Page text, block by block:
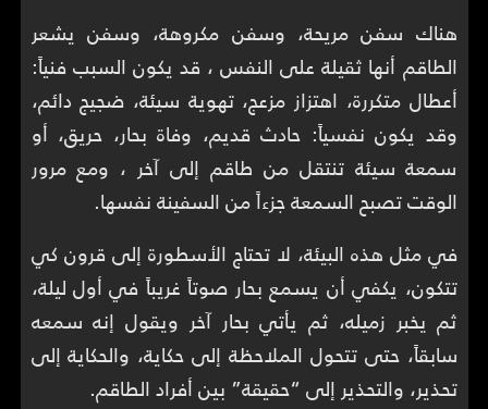
هناك سفن مريحة، وسفن مكروهة، وسفن يشعر
الطاقم أنها ثقيلة على النفس ، قد يكون السبب فنياً:
أعطال متكررة، اهتزاز مزعج، تهوية سيئة، ضجيج دائم،
وقد يكون نفسياً: حادث قديم، وفاة بحار، حريق، أو
سمعة سيئة تنتقل من طاقم إلى آخر ، ومع مرور
الوقت تصبح السمعة جزءاً من السفينة نفسها.
في مثل هذه البيئة، لا تحتاج الأسطورة إلى قرون كي
تتكون، يكفي أن يسمع بحار صوتاً غريباً في أول ليلة،
ثم يخبر زميله، ثم يأتي بحار آخر ويقول إنه سمعه
سابقاً، حتى تتحول الملاحظة إلى حكاية، والحكاية إلى
تحذير، والتحذير إلى “حقيقة” بين أفراد الطاقم.